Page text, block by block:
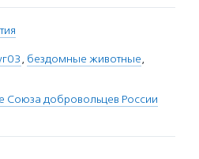
, бездомные животные,
Союза добровольцев России